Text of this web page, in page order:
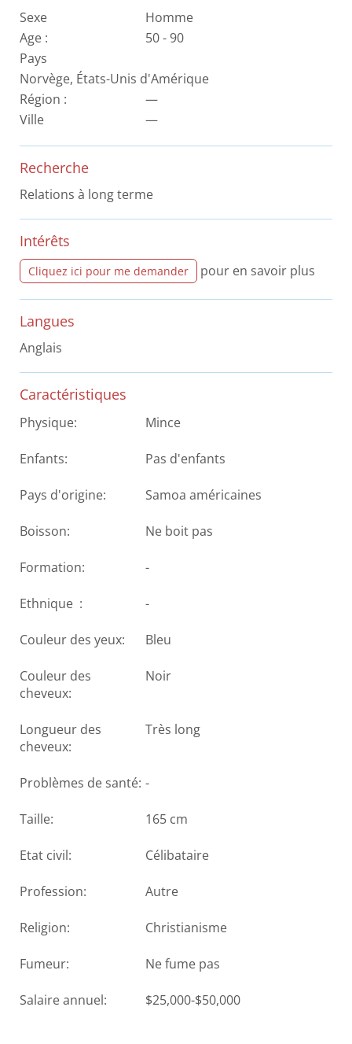
Sexe
Homme
Age :
50 - 90
Pays
Norvège, États-Unis d'Amérique
Région :
—
Ville
—
Recherche
Relations à long terme
Intérêts
Cliquez ici pour me demander pour en savoir plus
Langues
Anglais
Caractéristiques
Physique: Mince
Enfants: Pas d'enfants
Pays d'origine: Samoa américaines
Boisson: Ne boit pas
Formation: -
Ethnique : -
Couleur des yeux: Bleu
Couleur des
cheveux:
Noir
Longueur des
cheveux:
Très long
Problèmes de santé: -
Taille: 165 cm
Etat civil: Célibataire
Profession: Autre
Religion: Christianisme
Fumeur: Ne fume pas
Salaire annuel: $25,000-$50,000